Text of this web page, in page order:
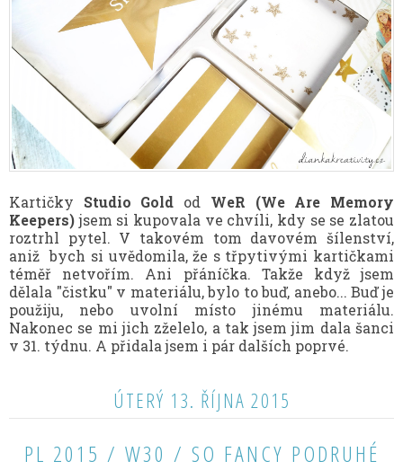
Kartičky Studio Gold od WeR (We Are Memory
Keepers)jsem si kupovala ve chvíli, kdy se se zlatou
roztrhl pytel. V takovém tom davovém šílenství,
aniž bych si uvědomila, že s třpytivými kartičkami
téměř netvořím. Ani přáníčka. Takže když jsem
dělala "čistku" v materiálu, bylo to buď, anebo... Buď je
použiju, nebo uvolní místo jinému materiálu.
Nakonec se mi jich zželelo, a tak jsem jim dala šanci
v 31. týdnu. A přidala jsem i pár dalších poprvé.
ÚTERÝ 13. ŘÍJNA 2015
PL 2015 / W30 / SO FANCY PODRUHÉ